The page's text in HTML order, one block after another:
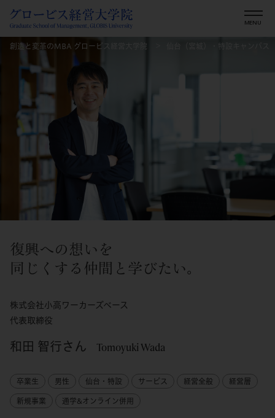
創造と変革のMBA グロービス経営大学院
復興への想いを
同じくする仲間と学びたい。
株式会社小高ワーカーズベース
代表取締役
和田 智行さん Tomoyuki Wada
卒業生 男性 仙台・特設 サービス 経営全般 経営層
新規事業 通学&オンライン併用